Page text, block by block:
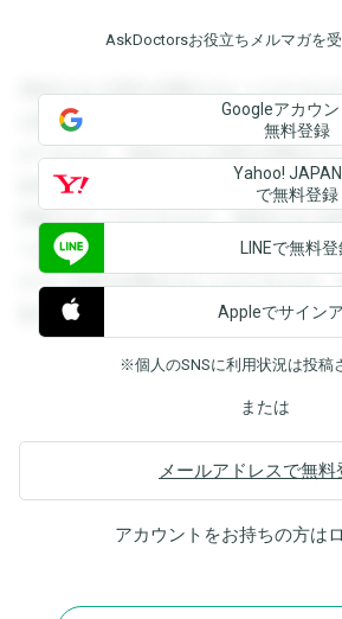
AskDoctorsお役立ちメルマガを
登録すると回答を閲覧することができま
を閲覧することができます。登録すると
ができます。登録すると回答を閲覧する
録すると回答を閲覧することができます
閲覧することができます。登録すると回
できます。登録すると回答を閲覧するこ
すると回答を閲覧することができます。
覧することができます。
Googleアカウ
無料登録
Yahoo! JAPAN
で無料登録
LINEで無料
Appleでサイン
※個人のSNSに利用状況は投稿
または
メールアドレスで無料
アカウントをお持ちの方は